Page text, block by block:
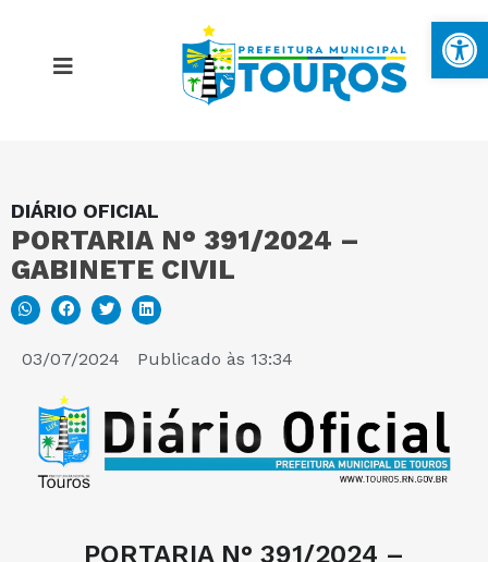
DIÁRIO OFICIAL
PORTARIA N° 391/2024 –
GABINETE CIVIL
03/07/2024 Publicado às 13:34
PORTARIA N° 391/2024 –
MAPA DO SITE
PORTAL DA TRANSPARÊNCIA
E-SIC
PERGUNTAS FREQUENTES